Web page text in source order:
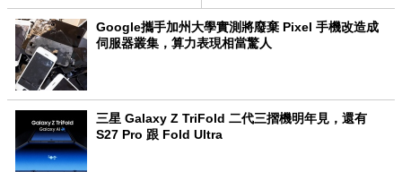
Google攜手加州大學實測將廢棄 Pixel 手機改造成
伺服器叢集，算力表現相當驚人
三星 Galaxy Z TriFold 二代三摺機明年見，還有
S27 Pro 跟 Fold Ultra